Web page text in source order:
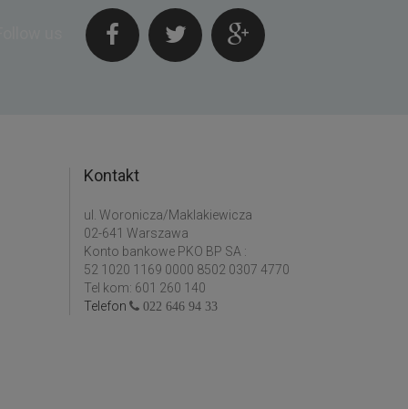
Kontakt
ul. Woronicza/Maklakiewicza
02-641 Warszawa
Konto bankowe PKO BP SA :
52 1020 1169 0000 8502 0307 4770
Tel kom: 601 260 140
Telefon
022 646 94 33